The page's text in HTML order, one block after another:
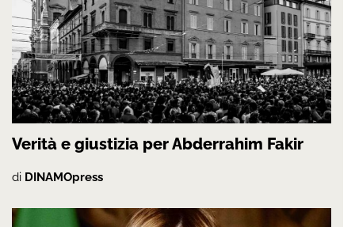
Verità e giustizia per Abderrahim Fakir
di DINAMOpress